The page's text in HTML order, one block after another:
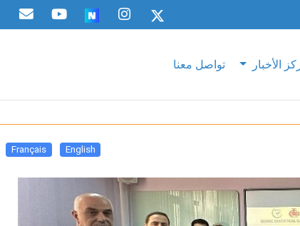
الأخبار تواصل معنا
English
Français